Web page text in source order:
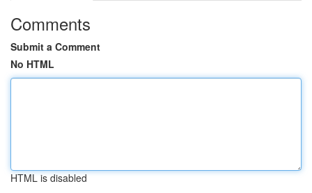
Comments
Submit a Comment
No HTML
HTML is disabled